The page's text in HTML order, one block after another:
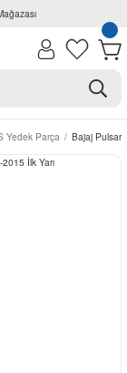
Yedek Parça Bajaj Pulsar